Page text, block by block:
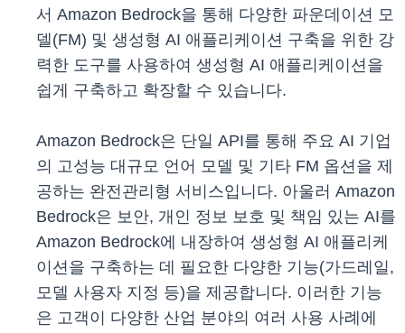
서 Amazon Bedrock을 통해 다양한 파운데이션 모
델(FM) 및 생성형 AI 애플리케이션 구축을 위한 강
력한 도구를 사용하여 생성형 AI 애플리케이션을
쉽게 구축하고 확장할 수 있습니다.
Amazon Bedrock은 단일 API를 통해 주요 AI 기업
의 고성능 대규모 언어 모델 및 기타 FM 옵션을 제
공하는 완전관리형 서비스입니다. 아울러 Amazon
Bedrock은 보안, 개인 정보 보호 및 책임 있는 AI를
Amazon Bedrock에 내장하여 생성형 AI 애플리케
이션을 구축하는 데 필요한 다양한 기능(가드레일,
모델 사용자 지정 등)을 제공합니다. 이러한 기능
은 고객이 다양한 산업 분야의 여러 사용 사례에